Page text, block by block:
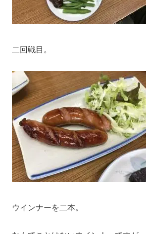
二回戦目。
ウインナーを二本。